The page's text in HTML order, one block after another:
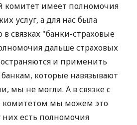
имеет полномочия
услуг, а для нас была
связках "банки-страховые
дальше страховых
и применить
которые навязывают
мы не могли. А в связке с
мы можем это
них есть полномочия